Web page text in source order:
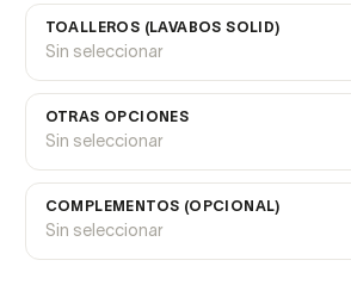
TOALLEROS (LAVABOS SOLID)
Sin seleccionar
OTRAS OPCIONES
Sin seleccionar
COMPLEMENTOS (OPCIONAL)
Sin seleccionar